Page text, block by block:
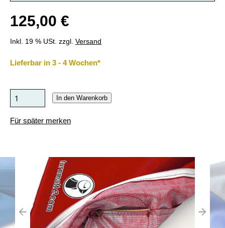
125,00 €
Inkl. 19 % USt. zzgl. Versand
Lieferbar in 3 - 4 Wochen*
In den Warenkorb
Für später merken